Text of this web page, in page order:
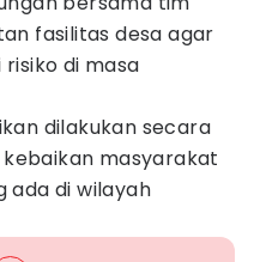
fasilitas desa agar
di masa
dilakukan secara
masyarakat
ada di wilayah